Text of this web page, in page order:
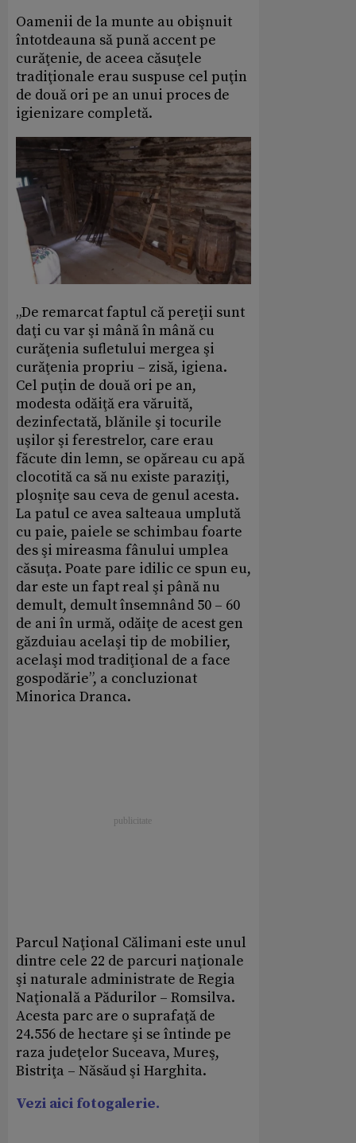
Oamenii de la munte au obişnuit
întotdeauna să pună accent pe
curăţenie, de aceea căsuţele
tradiţionale erau suspuse cel puţin
de două ori pe an unui proces de
igienizare completă.
„De remarcat faptul că pereţii sunt
daţi cu var şi mână în mână cu
curăţenia sufletului mergea şi
curăţenia propriu – zisă, igiena.
Cel puţin de două ori pe an,
modesta odăiţă era văruită,
dezinfectată, blănile şi tocurile
uşilor şi ferestrelor, care erau
făcute din lemn, se opăreau cu apă
clocotită ca să nu existe paraziţi,
ploşniţe sau ceva de genul acesta.
La patul ce avea salteaua umplută
cu paie, paiele se schimbau foarte
des şi mireasma fânului umplea
căsuţa. Poate pare idilic ce spun eu,
dar este un fapt real şi până nu
demult, demult însemnând 50 – 60
de ani în urmă, odăiţe de acest gen
găzduiau acelaşi tip de mobilier,
acelaşi mod tradiţional de a face
gospodărie”, a concluzionat
Minorica Dranca.
Parcul Naţional Călimani este unul
dintre cele 22 de parcuri naţionale
şi naturale administrate de Regia
Naţională a Pădurilor – Romsilva.
Acesta parc are o suprafaţă de
24.556 de hectare şi se întinde pe
raza judeţelor Suceava, Mureş,
Bistriţa – Năsăud şi Harghita.
Vezi aici fotogalerie.